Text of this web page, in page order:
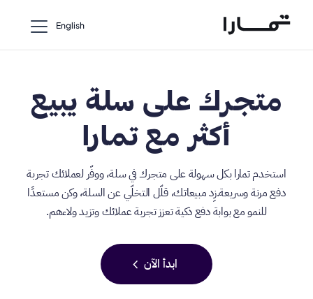
English
متجرك على سلة يبيع
أكثر مع تمارا
استخدم تمارا بكل سهولة على متجرك في سلة، ووفّر لعملائك تجربة
دفع مرنة وسريعة.زِد مبيعاتك، قلّل التخلّي عن السلة، وكن مستعدًا
للنمو مع بوابة دفع ذكية تعزز تجربة عملائك وتزيد ولاءهم.
ابدأ الآن chevron_LEFt